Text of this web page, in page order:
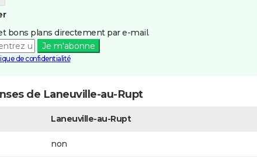
bons plans directement par e-mail.
Je m'abonne
de confidentialité
de Laneuville-au-Rupt
Laneuville-au-Rupt
non